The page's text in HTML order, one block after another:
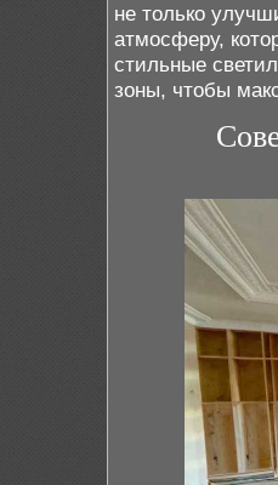
не только
атмосферу,
стильные
зоны, чтобы